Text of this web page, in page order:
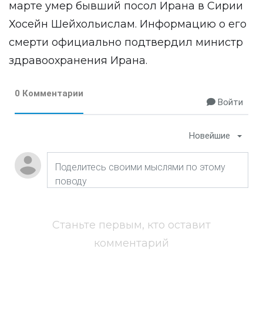
марте умер бывший посол Ирана в Сирии
Хосейн Шейхольислам. Информацию о его
смерти официально подтвердил министр
здравоохранения Ирана.
0 Комментарии
Войти
Новейшие
Станьте первым, кто оставит
комментарий